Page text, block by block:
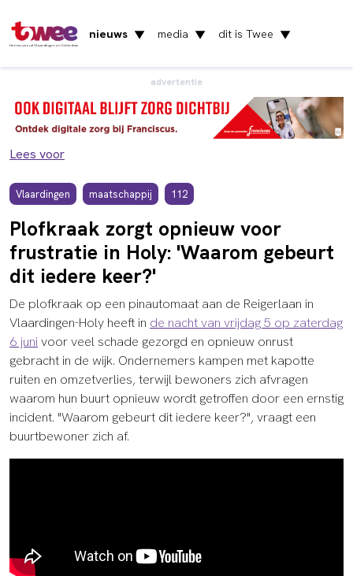
Het nieuws uit Vlaardingen en Schiedam
nieuws ▼ media ▼ dit is Twee ▼
advertentie
Lees voor
Vlaardingen maatschappij 112
Plofkraak zorgt opnieuw voor
frustratie in Holy: 'Waarom gebeurt
dit iedere keer?'
De plofkraak op een pinautomaat aan de Reigerlaan in
Vlaardingen-Holy heeft in de nacht van vrijdag 5 op zaterdag
6 juni voor veel schade gezorgd en opnieuw onrust
gebracht in de wijk. Ondernemers kampen met kapotte
ruiten en omzetverlies, terwijl bewoners zich afvragen
waarom hun buurt opnieuw wordt getroffen door een ernstig
incident. "Waarom gebeurt dit iedere keer?", vraagt een
buurtbewoner zich af.